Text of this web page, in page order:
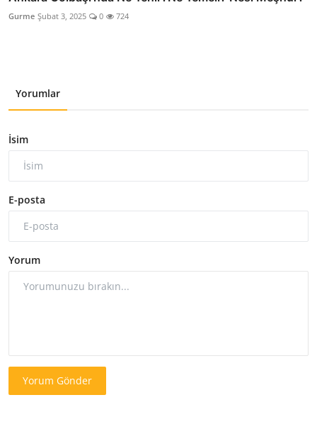
Gurme Şubat 3, 2025 0 724
Yorumlar
İsim
E-posta
Yorum
Yorum Gönder